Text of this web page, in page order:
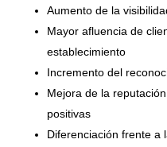
Aumento de la
Mayor afluencia de
establecimiento
Incremento del
Mejora de la
positivas
Diferenciación frente a